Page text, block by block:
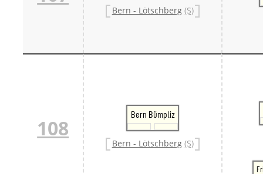
Bern - Lötschberg (S)
108
Bern Bümpliz
Bern - Lötschberg (S)